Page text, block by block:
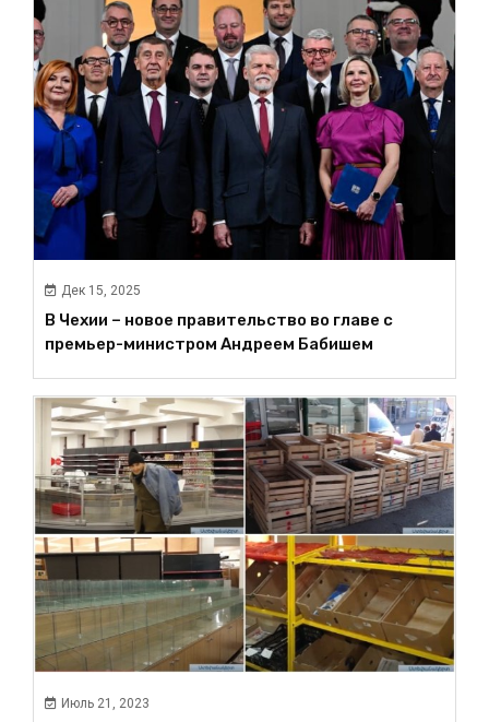
Дек 15, 2025
В Чехии – новое правительство во главе с
премьер-министром Андреем Бабишем
Июль 21, 2023